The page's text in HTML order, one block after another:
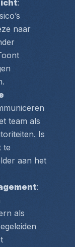
:
naar
team als
Is
te
aan het
:
als